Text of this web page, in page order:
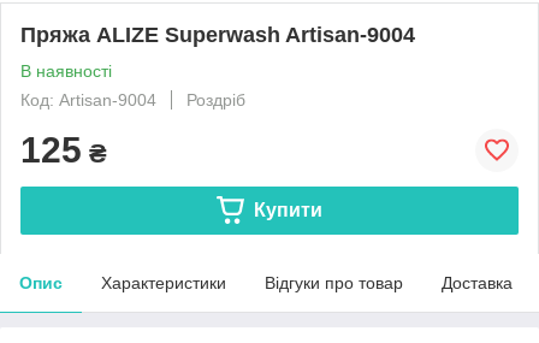
Пряжа ALIZE Superwash Artisan-9004
В наявності
Код: Artisan-9004
Роздріб
125 ₴
Купити
Опис Характеристики Відгуки про товар Доставка